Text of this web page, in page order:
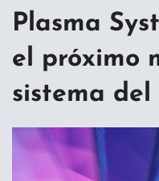
Plasma
el próximo
sistema del